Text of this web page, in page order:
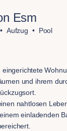
Esm
Aufzug Pool
eingerichtete
und ihrem
nahtlosen
einladenden